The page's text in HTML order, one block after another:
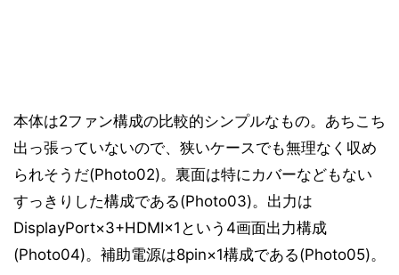
本体は2ファン構成の比較的シンプルなもの。あちこち
出っ張っていないので、狭いケースでも無理なく収め
られそうだ(Photo02)。裏面は特にカバーなどもない
すっきりした構成である(Photo03)。出力は
DisplayPort×3+HDMI×1という4画面出力構成
(Photo04)。補助電源は8pin×1構成である(Photo05)。